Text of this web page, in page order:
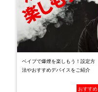
ベイプで爆煙を楽しもう！設定方
法やおすすめデバイスをご紹介
おすすめ